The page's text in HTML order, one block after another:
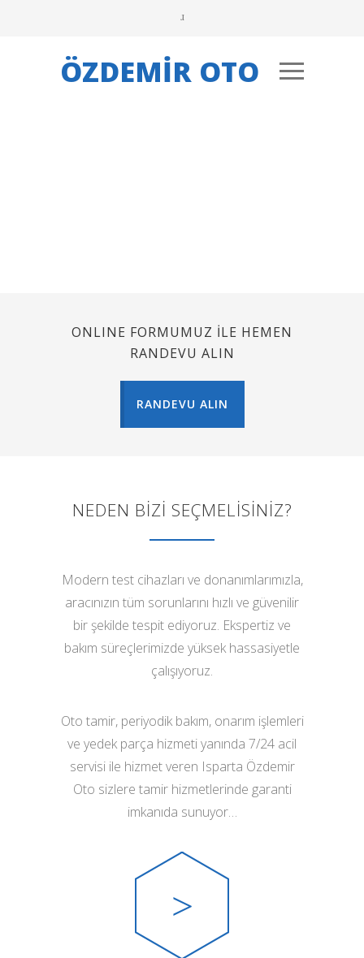
ÖZDEMİR OTO
ONLINE FORMUMUZ İLE HEMEN
RANDEVU ALIN
RANDEVU ALIN
NEDEN BİZİ SEÇMELİSİNİZ?
Modern test cihazları ve donanımlarımızla,
aracınızın tüm sorunlarını hızlı ve güvenilir
bir şekilde tespit ediyoruz. Ekspertiz ve
bakım süreçlerimizde yüksek hassasiyetle
çalışıyoruz.
Oto tamir, periyodik bakım, onarım işlemleri
ve yedek parça hizmeti yanında 7/24 acil
servisi ile hizmet veren Isparta Özdemir
Oto sizlere tamir hizmetlerinde garanti
imkanıda sunuyor…